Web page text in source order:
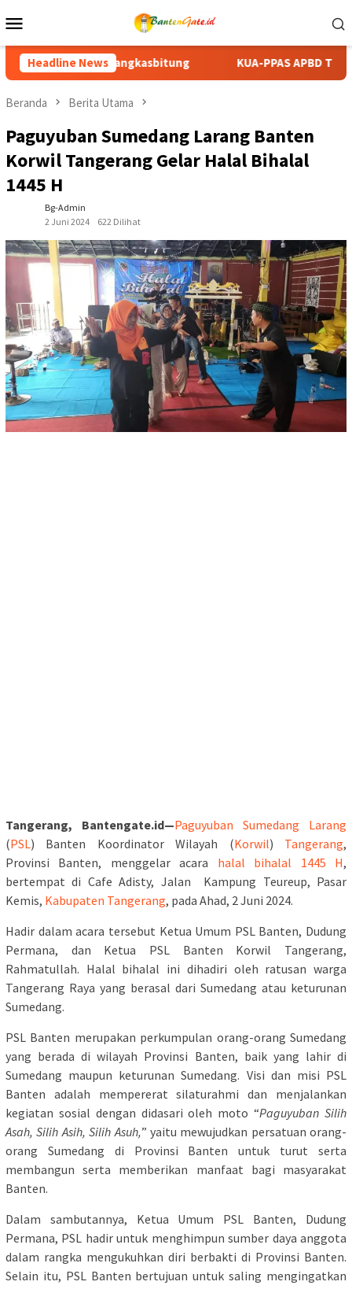
ke
Mobile
Headline News
KUA-PPAS APBD Tanah Datar 2027 Disepakati, DPRD dan
Beranda Berita Utama
Paguyuban Sumedang Larang Banten
Korwil Tangerang Gelar Halal Bihalal
1445 H
Bg-Admin
2 Juni 2024
622 Dilihat
Tangerang, Bantengate.id—Paguyuban Sumedang Larang
(PSL) Banten Koordinator Wilayah (Korwil) Tangerang,
Provinsi Banten, menggelar acara halal bihalal 1445 H,
bertempat di Cafe Adisty, Jalan Kampung Teureup, Pasar
Kemis, Kabupaten Tangerang, pada Ahad, 2 Juni 2024.
Hadir dalam acara tersebut Ketua Umum PSL Banten, Dudung
Permana, dan Ketua PSL Banten Korwil Tangerang,
Rahmatullah. Halal bihalal ini dihadiri oleh ratusan warga
Tangerang Raya yang berasal dari Sumedang atau keturunan
Sumedang.
PSL Banten merupakan perkumpulan orang-orang Sumedang
yang berada di wilayah Provinsi Banten, baik yang lahir di
Sumedang maupun keturunan Sumedang. Visi dan misi PSL
Banten adalah mempererat silaturahmi dan menjalankan
kegiatan sosial dengan didasari oleh moto “Paguyuban Silih
Asah, Silih Asih, Silih Asuh,” yaitu mewujudkan persatuan orang-
orang Sumedang di Provinsi Banten untuk turut serta
membangun serta memberikan manfaat bagi masyarakat
Banten.
Dalam sambutannya, Ketua Umum PSL Banten, Dudung
Permana, PSL hadir untuk menghimpun sumber daya anggota
dalam rangka mengukuhkan diri berbakti di Provinsi Banten.
Selain itu, PSL Banten bertujuan untuk saling mengingatkan